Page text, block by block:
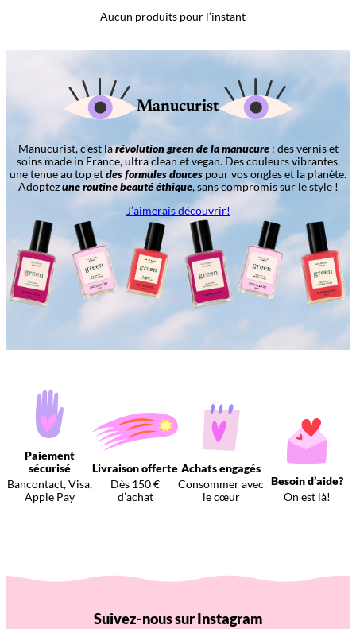
Aucun produits pour l’instant
Manucurist
Manucurist, c’est larévolution green de la manucure: des vernis et
soins made in France, ultra clean et vegan. Des couleurs vibrantes,
une tenue au top etdes formules douces pour vos ongles et la planète.
Adoptezune routine beauté éthique, sans compromis sur le style !
J’aimerais découvrir!
Paiement
sécurisé
Bancontact, Visa,
Apple Pay
Livraison offerte
Dès 150 €
d’achat
Achats engagés
Consommer avec
le cœur
Besoin d’aide?
On est là!
Suivez-nous sur Instagram